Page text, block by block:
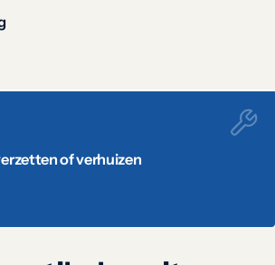
of verhuizen